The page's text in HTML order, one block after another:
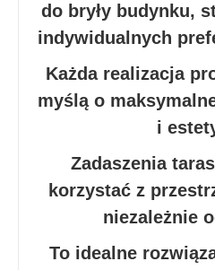
do bryły budynku,
indywidualnych
Każda realizacja
myślą o
i
Zadaszenia
korzystać z
niezależnie
To idealne